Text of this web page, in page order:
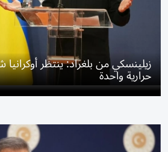
زيلينسكي من بلغراد: ينتظر
حرارية واحدة